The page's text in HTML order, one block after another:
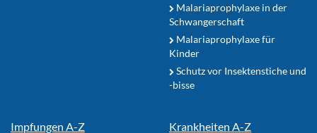
Malariaprophylaxe in der
Schwangerschaft
Malariaprophylaxe für
Kinder
Schutz vor Insektenstiche und
-bisse
Impfungen A-Z Krankheiten A-Z